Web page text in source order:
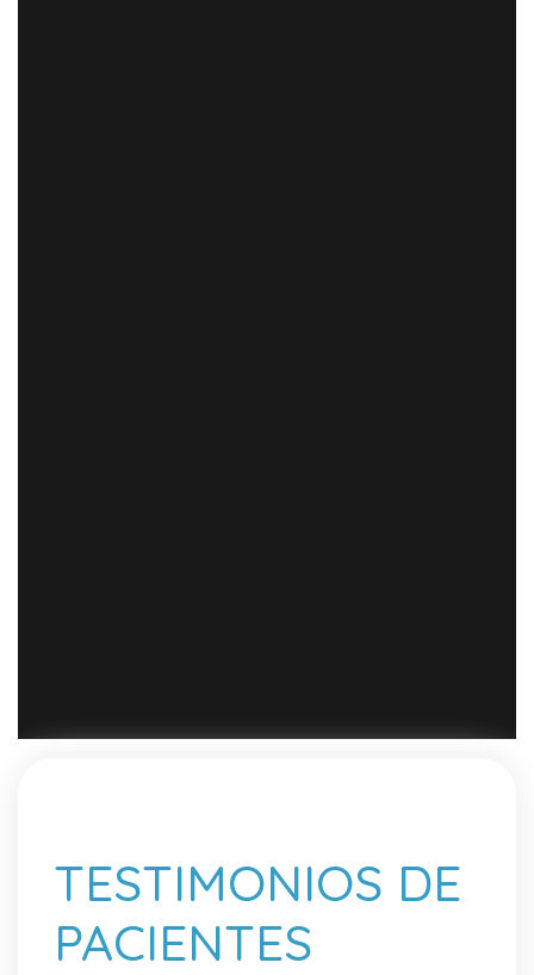
TESTIMONIOS DE
PACIENTES